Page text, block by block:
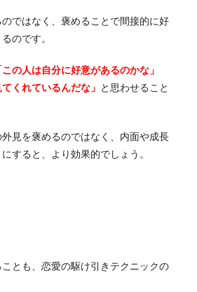
ではなく、褒めることで間接的に好
のです。
この人は自分に好意があるのかな」
くれているんだな」 と思わせること
見を褒めるのではなく、内面や成長
すると、より効果的でしょう。
とも、恋愛の駆け引きテクニックの